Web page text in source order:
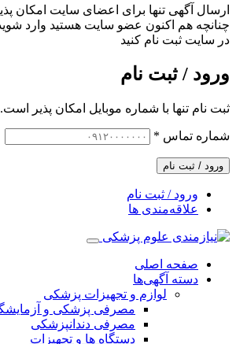
ارسال آگهی تنها برای اعضای سایت امکان
چنانچه هم‌ اکنون عضو سایت هستید وارد
در سایت ثبت نام کنید
ورود / ثبت نام
ثبت نام تنها با شماره موبایل امکان پذیر است.
شماره تماس *
ورود / ثبت نام
ورود / ثبت نام
علاقه‌مندی ها
صفحه اصلی
دسته آگهی‌ها
لوازم و تجهیزات پزشکی
مصرفی پزشکی و
مصرفی دندانپزشکی
دستگاه ها و تجهیزات